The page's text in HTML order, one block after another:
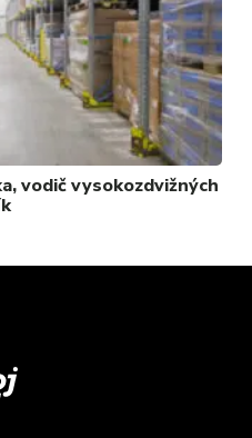
vodič vysokozdvižných